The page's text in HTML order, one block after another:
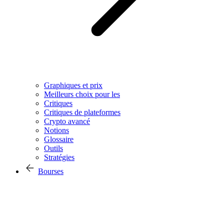
Graphiques et prix
Meilleurs choix pour les
Critiques
Critiques de plateformes
Crypto avancé
Notions
Glossaire
Outils
Stratégies
Bourses